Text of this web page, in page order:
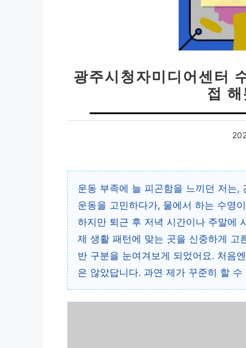
광주시청자미디어센터
접
운동 부족에 늘 피곤함을 느끼던 저는,
운동을 고민하다가, 물에서 하는 수영
하지만 퇴근 후 저녁 시간이나 주말에
제 생활 패턴에 맞는 곳을 신중하게 고
반 구분을 눈여겨보게 되었어요. 처음
은 않았답니다. 과연 제가 꾸준히 할